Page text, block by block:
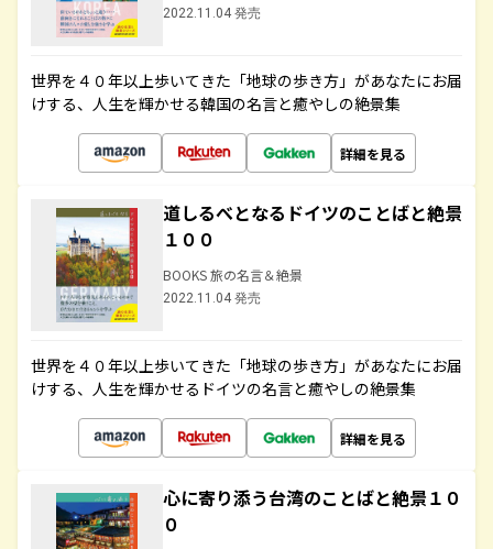
2022.11.04 発売
世界を４０年以上歩いてきた「地球の歩き方」があなたにお届
けする、人生を輝かせる韓国の名言と癒やしの絶景集
詳細を見る
道しるべとなるドイツのことばと絶景
１００
BOOKS 旅の名言＆絶景
2022.11.04 発売
世界を４０年以上歩いてきた「地球の歩き方」があなたにお届
けする、人生を輝かせるドイツの名言と癒やしの絶景集
詳細を見る
心に寄り添う台湾のことばと絶景１０
０